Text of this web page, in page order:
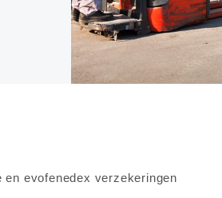
evofenedex verzekeringen